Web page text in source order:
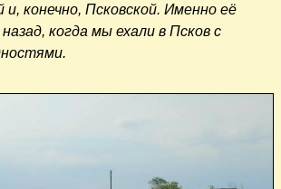
и, конечно, Псковской. Именно её
когда мы ехали в Псков с